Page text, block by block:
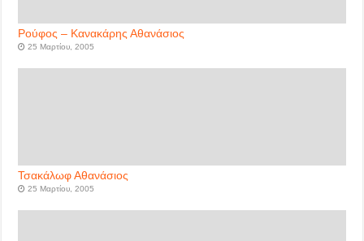
Ρούφος – Kανακάρης Αθανάσιος
25 Μαρτίου, 2005
Τσακάλωφ Αθανάσιος
25 Μαρτίου, 2005